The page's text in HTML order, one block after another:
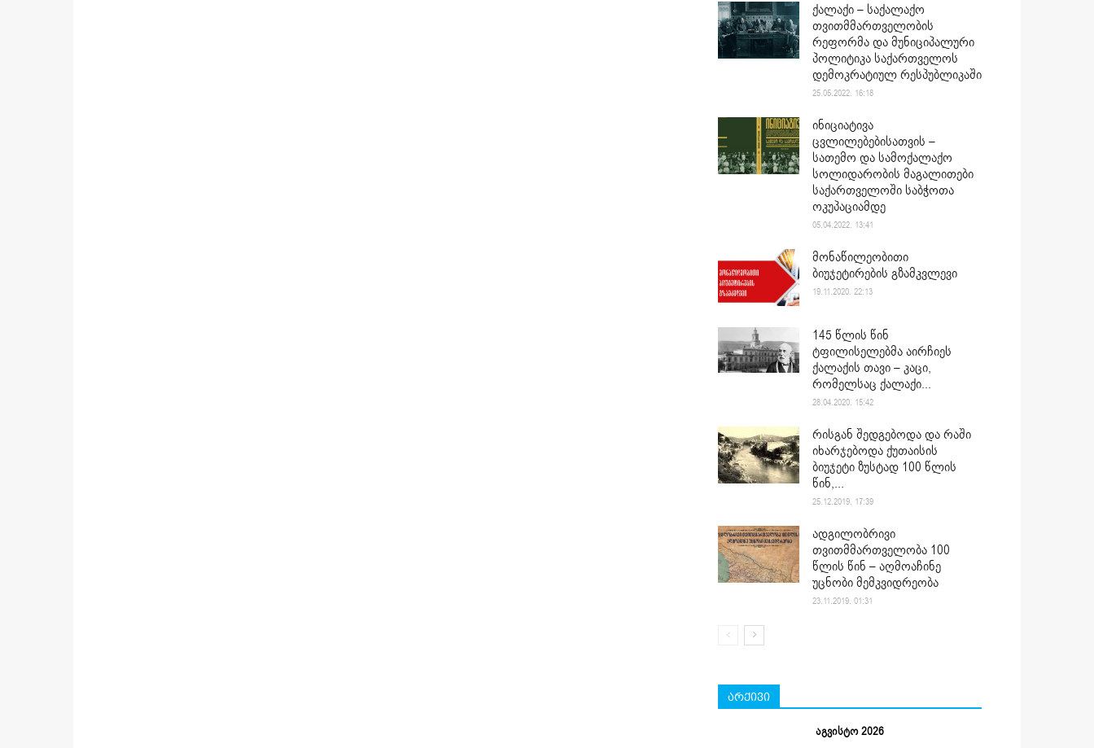
ქალაქი – საქალაქო
თვითმმართველობის
რეფორმა და მუნიციპალური
პოლიტიკა საქართველოს
დემოკრატიულ რესპუბლიკაში
25.05.2022. 16:18
ინიციატივა
ცვლილებებისათვის –
სათემო და სამოქალაქო
სოლიდარობის მაგალითები
საქართველოში საბჭოთა
ოკუპაციამდე
05.04.2022. 13:41
მონაწილეობითი
ბიუჯეტირების გზამკვლევი
19.11.2020. 22:13
145 წლის წინ
ტფილისელებმა აირჩიეს
ქალაქის თავი – კაცი,
რომელსაც ქალაქი...
28.04.2020. 15:42
რისგან შედგებოდა და რაში
იხარჯებოდა ქუთაისის
ბიუჯეტი ზუსტად 100 წლის
წინ,...
25.12.2019. 17:39
ადგილობრივი
თვითმმართველობა 100
წლის წინ – აღმოაჩინე
უცნობი მემკვიდრეობა
23.11.2019. 01:31
არქივი
აგვისტო 2026